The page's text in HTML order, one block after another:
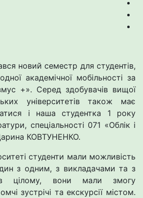
новий семестр для студентів,
академічної мобільності за
+». Серед здобувачів вищої
університетів також має
і наша студентка 1 року
спеціальності 071 «Облік і
КОВТУНЕНКО.
студенти мали можливість
з одним, з викладачами та з
в цілому, вони мали змогу
зустрічі та екскурсії містом.